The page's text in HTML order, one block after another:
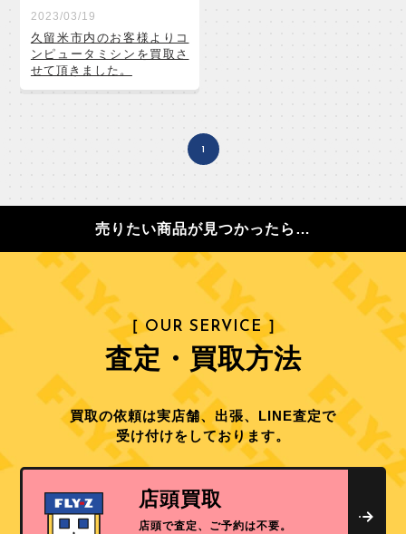
2023/03/19
久留米市内のお客様よりコ
ンピュータミシンを買取さ
せて頂きました。
1
売りたい商品が見つかったら…
［ OUR SERVICE ］
査定・買取方法
買取の依頼は実店舗、出張、LINE査定で
受け付けをしております。
店頭買取
店頭で査定、ご予約は不要。